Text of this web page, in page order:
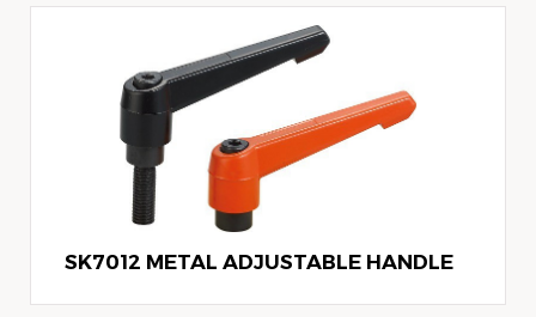
SK7012 METAL ADJUSTABLE HANDLE